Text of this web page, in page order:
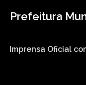
Prefeitura
Imprensa Oficial